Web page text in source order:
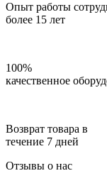
Опыт работы
более 15 лет
100%
качественное
Возврат товара в
течение 7 дней
Отзывы о нас